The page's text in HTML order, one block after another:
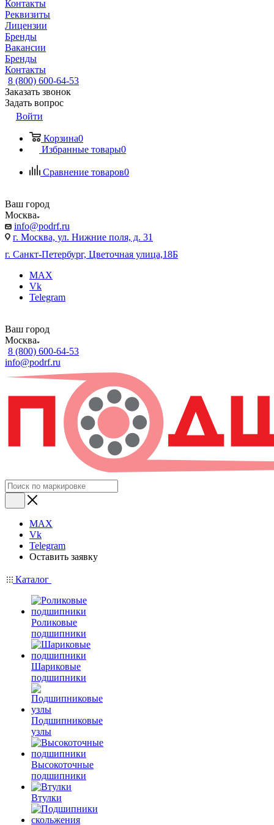
Контакты
Реквизиты
Лицензии
Бренды
Вакансии
Бренды
Контакты
8 (800) 600-64-53
Заказать звонок
Задать вопрос
Войти
Корзина0
Избранные товары0
Сравнение товаров0
Ваш город
Москва
info@podrf.ru
г. Москва, ул. Нижние поля, д. 31
г. Санкт-Петербург, Цветочная улица,18Б
MAX
Vk
Telegram
Ваш город
Москва
8 (800) 600-64-53
info@podrf.ru
MAX
Vk
Telegram
Оставить заявку
Каталог
Роликовые
подшипники
Шариковые
подшипники
Подшипниковые
узлы
Высокоточные
подшипники
Втулки